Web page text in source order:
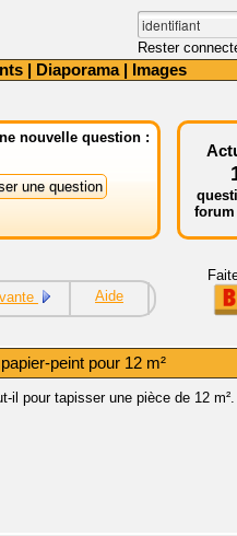
Rester
| Diaporama| Images
nouvelle question :
Aide
peint pour 12 m²
il pour tapisser une pièce de 12